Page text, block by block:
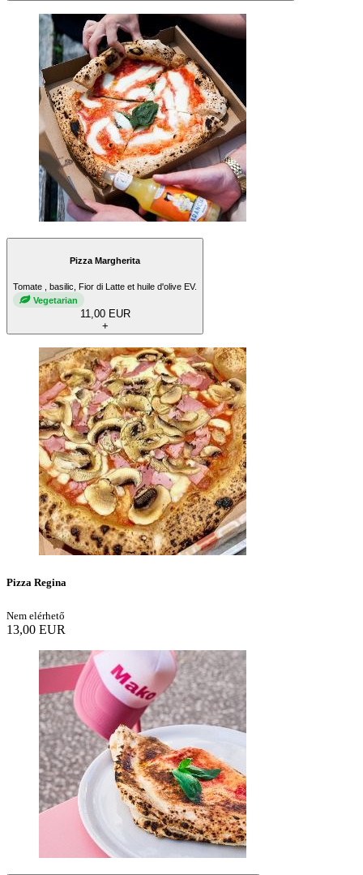
Pizza Margherita
Tomate , basilic, Fior di Latte et huile d'olive EV.
Vegetarian
11,00 EUR
+
Pizza Regina
Nem elérhető
13,00 EUR